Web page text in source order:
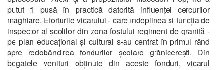
putut fi pusă în practică datorită influenței cercurilor
maghiare. Eforturile vicarului - care îndeplinea și funcția de
inspector al școlilor din zona fostului regiment de graniță -
pe plan educațional și cultural s-au centrat în primul rând
spre redobândirea fondurilor școlare grănicerești. Din
bogatele venituri obținute din aceste fonduri, vicarul